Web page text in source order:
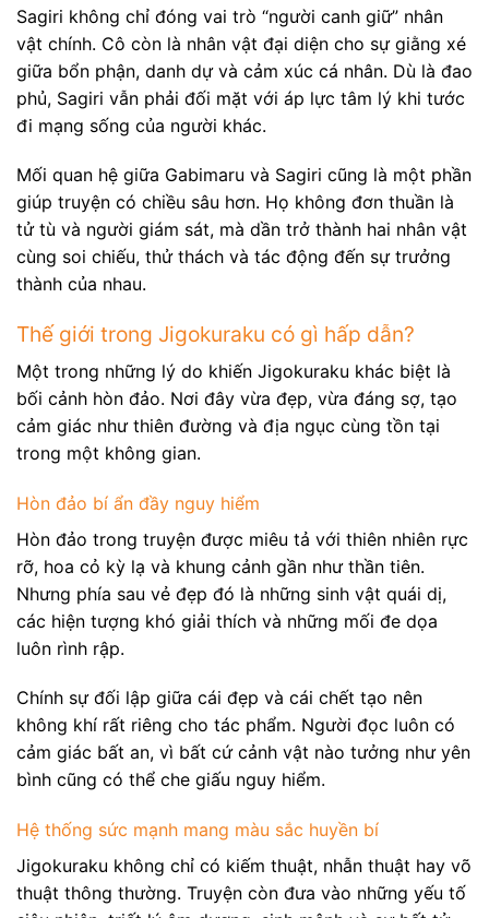
Sagiri không chỉ đóng vai trò “người canh giữ” nhân
vật chính. Cô còn là nhân vật đại diện cho sự giằng xé
giữa bổn phận, danh dự và cảm xúc cá nhân. Dù là đao
phủ, Sagiri vẫn phải đối mặt với áp lực tâm lý khi tước
đi mạng sống của người khác.
Mối quan hệ giữa Gabimaru và Sagiri cũng là một phần
giúp truyện có chiều sâu hơn. Họ không đơn thuần là
tử tù và người giám sát, mà dần trở thành hai nhân vật
cùng soi chiếu, thử thách và tác động đến sự trưởng
thành của nhau.
Thế giới trong Jigokuraku có gì hấp dẫn?
Một trong những lý do khiến Jigokuraku khác biệt là
bối cảnh hòn đảo. Nơi đây vừa đẹp, vừa đáng sợ, tạo
cảm giác như thiên đường và địa ngục cùng tồn tại
trong một không gian.
Hòn đảo bí ẩn đầy nguy hiểm
Hòn đảo trong truyện được miêu tả với thiên nhiên rực
rỡ, hoa cỏ kỳ lạ và khung cảnh gần như thần tiên.
Nhưng phía sau vẻ đẹp đó là những sinh vật quái dị,
các hiện tượng khó giải thích và những mối đe dọa
luôn rình rập.
Chính sự đối lập giữa cái đẹp và cái chết tạo nên
không khí rất riêng cho tác phẩm. Người đọc luôn có
cảm giác bất an, vì bất cứ cảnh vật nào tưởng như yên
bình cũng có thể che giấu nguy hiểm.
Hệ thống sức mạnh mang màu sắc huyền bí
Jigokuraku không chỉ có kiếm thuật, nhẫn thuật hay võ
thuật thông thường. Truyện còn đưa vào những yếu tố